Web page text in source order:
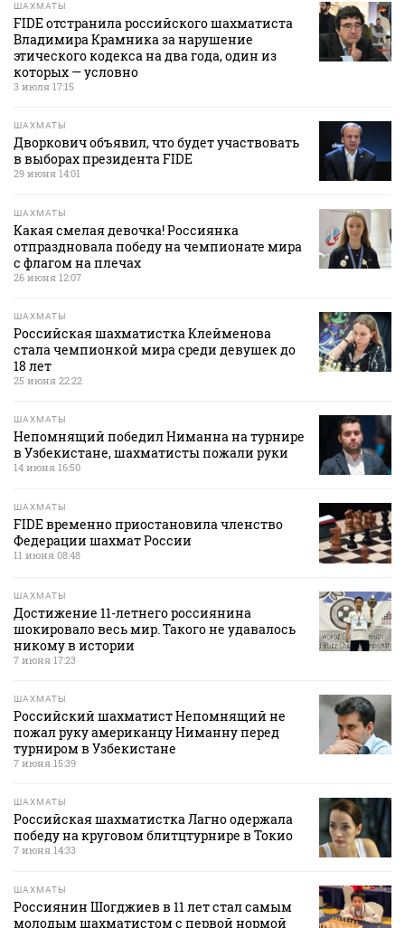
ШАХМАТЫ
FIDE отстранила российского шахматиста
Владимира Крамника за нарушение
этического кодекса на два года, один из
которых — условно
3 июля 17:15
ШАХМАТЫ
Дворкович объявил, что будет участвовать
в выборах президента FIDE
29 июня 14:01
ШАХМАТЫ
Какая смелая девочка! Россиянка
отпраздновала победу на чемпионате мира
с флагом на плечах
26 июня 12:07
ШАХМАТЫ
Российская шахматистка Клейменова
стала чемпионкой мира среди девушек до
18 лет
25 июня 22:22
ШАХМАТЫ
Непомнящий победил Ниманна на турнире
в Узбекистане, шахматисты пожали руки
14 июня 16:50
ШАХМАТЫ
FIDE временно приостановила членство
Федерации шахмат России
11 июня 08:48
ШАХМАТЫ
Достижение 11-летнего россиянина
шокировало весь мир. Такого не удавалось
никому в истории
7 июня 17:23
ШАХМАТЫ
Российский шахматист Непомнящий не
пожал руку американцу Ниманну перед
турниром в Узбекистане
7 июня 15:39
ШАХМАТЫ
Российская шахматистка Лагно одержала
победу на круговом блитцтурнире в Токио
7 июня 14:33
ШАХМАТЫ
Россиянин Шогджиев в 11 лет стал самым
молодым шахматистом с первой нормой